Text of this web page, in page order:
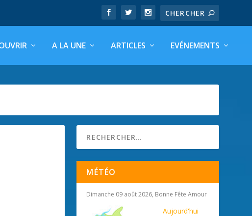
A LA UNE ARTICLES EVÉNEMENTS
MÉTÉO
Dimanche 09 août 2026, Bonne Fête Amour
Aujourd'hui